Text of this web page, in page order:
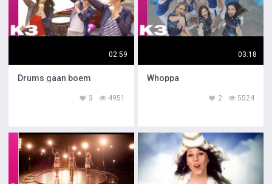
02:59
Drums gaan boem
4951
3
03:18
Whoppa
5524
2